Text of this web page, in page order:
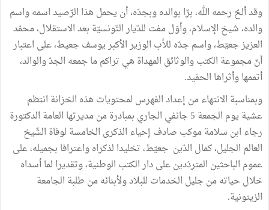
وقد ألحّ رحمه الله، برّا بوالده وبجدّه، أن يحمل هذا الرّصيد اسمه واسم
والده، شيخ الإسلام، وأوّل مفت للدّيار التّونسيّة بعد الاستقلال، محمّد
العزيز جعيّط، واسم جدّه للأب الوزير الأكبر يوسف جعيط، على اعتبار
أنّ مجموعة الكتب والوثائق المهداة هي تراكم ما جمعه الجدّ والوالد،
أتممها وأثراها الحفيد.
وبمناسبة الانتهاء من إعداد الفهرس لمحتويات هذه الخزانة انتظم
عشية يوم الجمعة 5 جانفي الجاري بمبادرة من مديرتها العامة الدكتورة
رجاء ابن سلامة موكب صادف إحياء الذكرى الخامسة لوفاة الشّيخ
العالم الجليل، كمال الدّين جعيّط، تخليدا لذكراه واعترافا بجميله، على
عموم الباحثين المتردّدين على دار الكتب الوطنية، وتقديرا لما أسداه
خلال حياته من جليل الخدمات للبلاد ولأبنائه من طلبة الجامعة
الزيتونية.